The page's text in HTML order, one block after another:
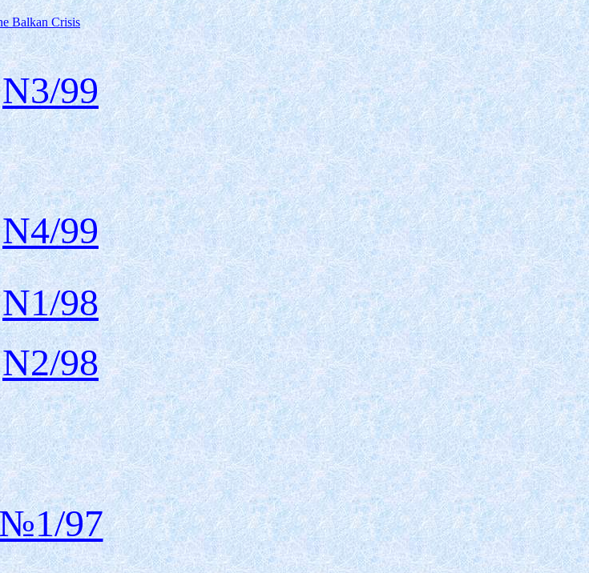
Balkan Crisis
N3/99
N4/99
N1/98
N2/98
97